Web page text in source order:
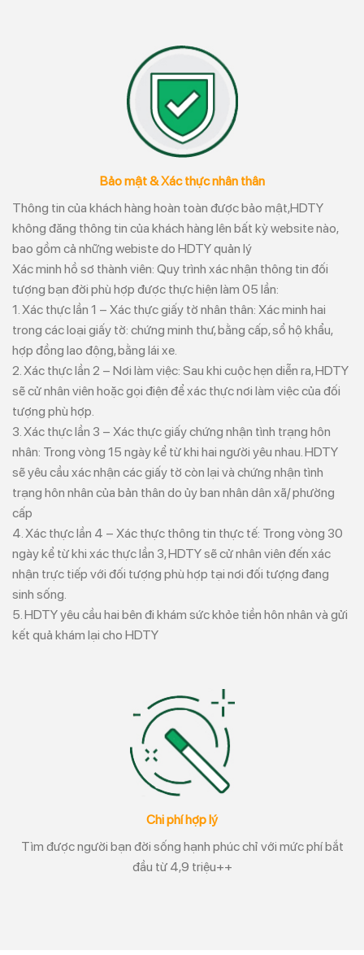
Bảo mật & Xác thực nhân thân
Thông tin của khách hàng hoàn toàn được bảo mật,HDTY
không đăng thông tin của khách hàng lên bất kỳ website nào,
bao gồm cả những webiste do HDTY quản lý
Xác minh hồ sơ thành viên: Quy trình xác nhận thông tin đối
tượng bạn đời phù hợp được thực hiện làm 05 lần:
1. Xác thực lần 1 – Xác thực giấy tờ nhân thân: Xác minh hai
trong các loại giấy tờ: chứng minh thư, bằng cấp, sổ hộ khẩu,
hợp đồng lao động, bằng lái xe.
2. Xác thực lần 2 – Nơi làm việc: Sau khi cuộc hẹn diễn ra, HDTY
sẽ cử nhân viên hoặc gọi điện để xác thực nơi làm việc của đối
tượng phù hợp.
3. Xác thực lần 3 – Xác thực giấy chứng nhận tình trạng hôn
nhân: Trong vòng 15 ngày kể từ khi hai người yêu nhau. HDTY
sẽ yêu cầu xác nhận các giấy tờ còn lại và chứng nhận tình
trạng hôn nhân của bản thân do ủy ban nhân dân xã/ phường
cấp
4. Xác thực lần 4 – Xác thực thông tin thực tế: Trong vòng 30
ngày kể từ khi xác thực lần 3, HDTY sẽ cử nhân viên đến xác
nhận trực tiếp với đối tượng phù hợp tại nơi đối tượng đang
sinh sống.
5. HDTY yêu cầu hai bên đi khám sức khỏe tiền hôn nhân và gửi
kết quả khám lại cho HDTY
Chi phí hợp lý
Tìm được người bạn đời sống hạnh phúc chỉ với mức phí bắt
đầu từ 4,9 triệu++